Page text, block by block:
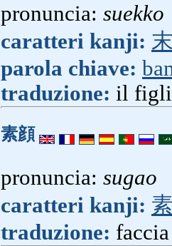
pronuncia: suekko
caratteri kanji:
parola chiave:
traduzione: il
素顔
pronuncia: sugao
caratteri kanji:
traduzione: